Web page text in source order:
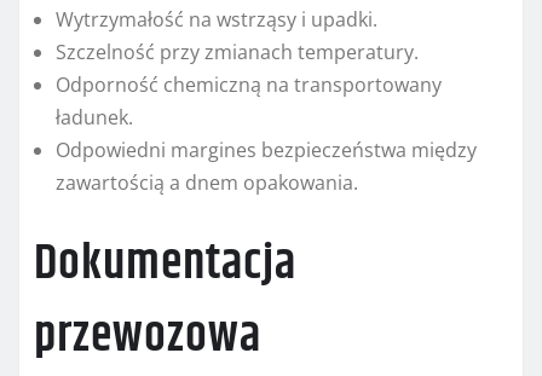
Wytrzymałość na wstrząsy i upadki.
Szczelność przy zmianach temperatury.
Odporność chemiczną na transportowany
ładunek.
Odpowiedni margines bezpieczeństwa między
zawartością a dnem opakowania.
Dokumentacja
przewozowa